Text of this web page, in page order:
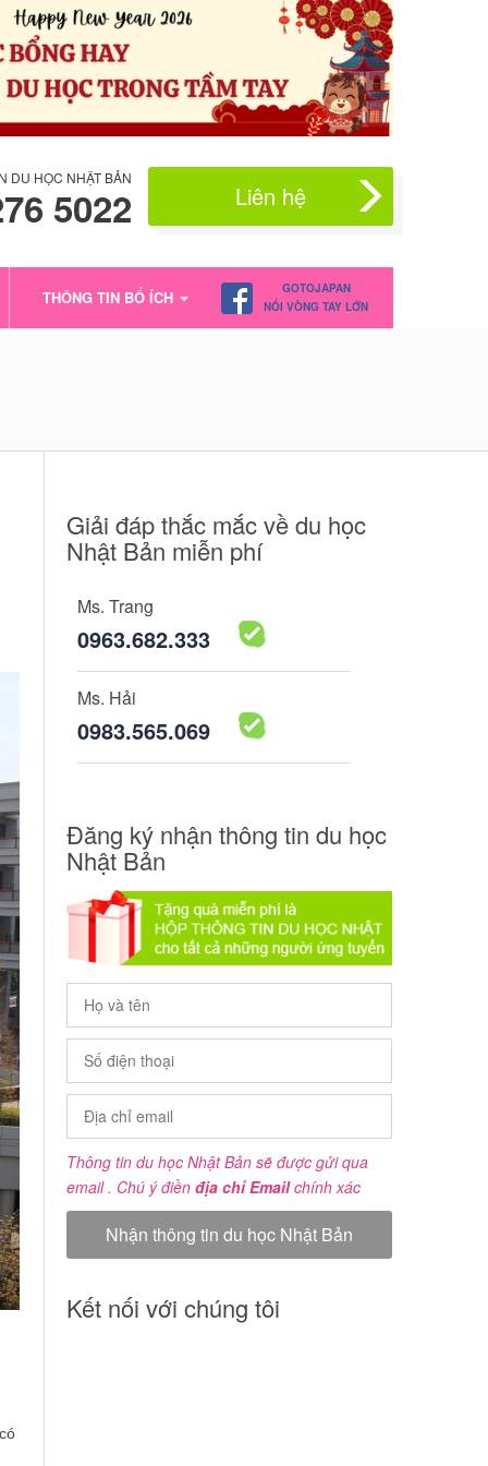
DU HỌC NHẬT BẢN
5022 Liên hệ
THÔNG TIN BỔ ÍCH
GOTOJAPAN
NỐI VÒNG TAY LỚN
Giải đáp thắc mắc về du học
Nhật Bản miễn phí
Ms. Trang
0963.682.333
Ms. Hải
0983.565.069
Đăng ký nhận thông tin du học
Nhật Bản
Thông tin du học Nhật Bản sẽ được gửi qua
email . Chú ý điền địa chỉ Emailchính xác
Kết nối với chúng tôi